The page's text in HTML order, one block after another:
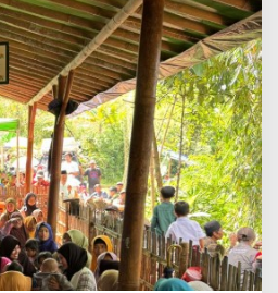
D
U
s
e
p
K
u
n
j
u
n
g
i
W
a